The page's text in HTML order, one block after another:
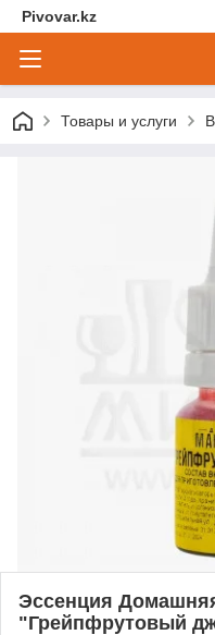
Pivovar.kz
Товары и услуги
Эссенция
"Грейпфрутовый